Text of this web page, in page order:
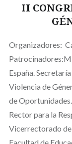
II
Organizadores:
España.
Violencia de
de
Rector para la
Vicerrectorado
Facultad de